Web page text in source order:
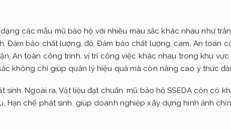
các mẫu mũ bảo hộ với nhiều màu sắc khác nhau như
Đảm bảo chất lượng. đỏ,Đảm bảo chất lượng. cam, An toàn
An toàn công trình. vị trí công việc khác nhau trong khu vực
không chỉ giúp quản lý hiệu quả mà còn nâng cao ý thức
sinh. Ngoài ra,Vật liệu đạt chuẩn. mũ bảo hộ SSEDA còn có
Hạn chế phát sinh. giúp doanh nghiệp xây dựng hình ảnh